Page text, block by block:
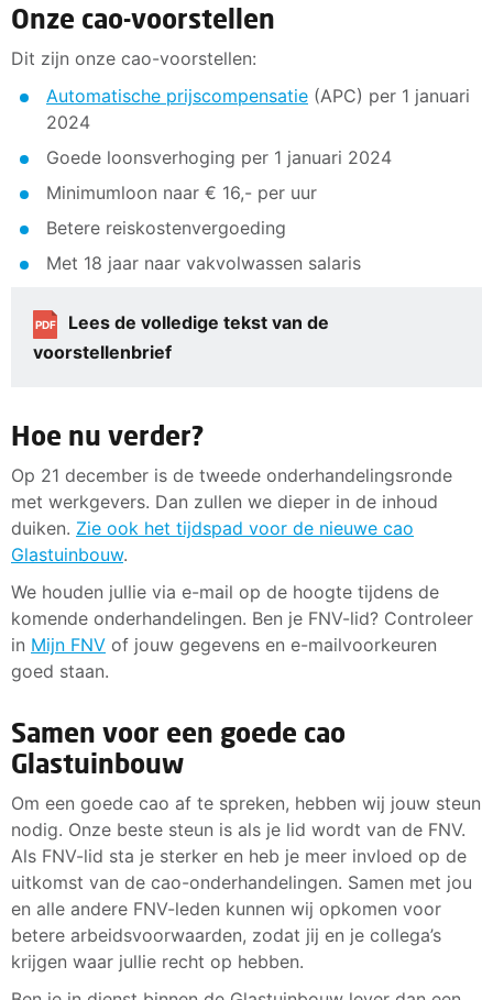
Onze cao-voorstellen
Dit zijn onze cao-voorstellen:
Automatische prijscompensatie (APC) per 1 januari
2024
Goede loonsverhoging per 1 januari 2024
Minimumloon naar € 16,- per uur
Betere reiskostenvergoeding
Met 18 jaar naar vakvolwassen salaris
PDF
Lees de volledige tekst van de
voorstellenbrief
Hoe nu verder?
Op 21 december is de tweede onderhandelingsronde
met werkgevers. Dan zullen we dieper in de inhoud
duiken. Zie ook het tijdspad voor de nieuwe cao
Glastuinbouw.
We houden jullie via e-mail op de hoogte tijdens de
komende onderhandelingen. Ben je FNV-lid? Controleer
in Mijn FNV of jouw gegevens en e-mailvoorkeuren
goed staan.
Samen voor een goede cao
Glastuinbouw
Om een goede cao af te spreken, hebben wij jouw steun
nodig. Onze beste steun is als je lid wordt van de FNV.
Als FNV-lid sta je sterker en heb je meer invloed op de
uitkomst van de cao-onderhandelingen. Samen met jou
en alle andere FNV-leden kunnen wij opkomen voor
betere arbeidsvoorwaarden, zodat jij en je collega’s
krijgen waar jullie recht op hebben.